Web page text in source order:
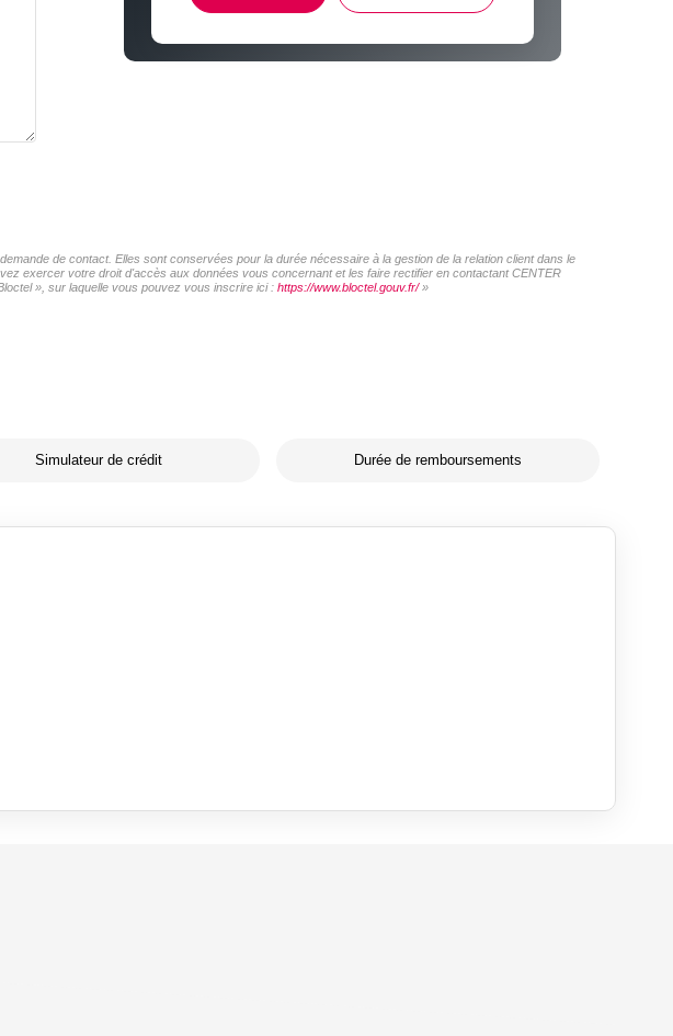
de contact. Elles sont conservées pour la durée nécessaire à la gestion de la relation client dans le
exercer votre droit d'accès aux données vous concernant et les faire rectifier en contactant CENTER
», sur laquelle vous pouvez vous inscrire ici : https://www.bloctel.gouv.fr/»
Simulateur de crédit Durée de remboursements